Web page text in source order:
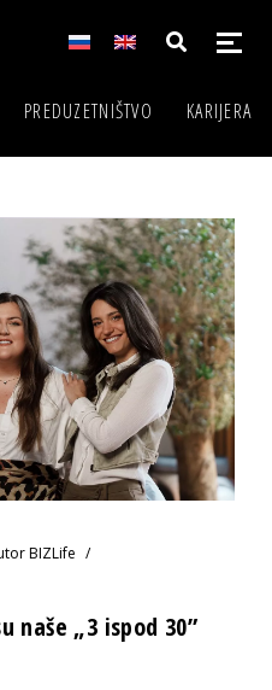
PREDUZETNIŠTVO KARIJERA
BIZLife
naše „3 ispod 30”